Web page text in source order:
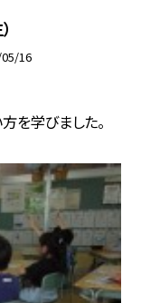
16
を学びました。